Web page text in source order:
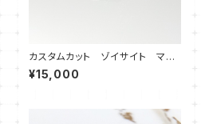
カスタムカット ゾイサイト マー
メイド
¥15,000